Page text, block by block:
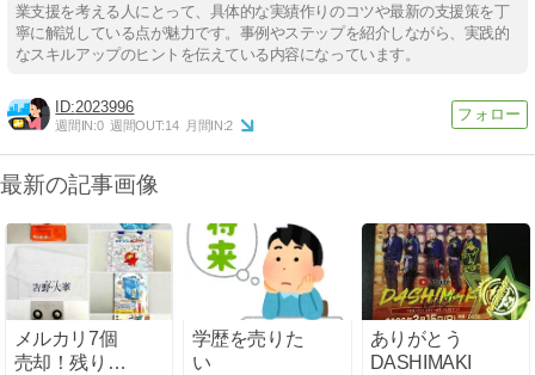
業支援を考える人にとって、具体的な実績作りのコツや最新の支援策を丁
寧に解説している点が魅力です。事例やステップを紹介しながら、実践的
なスキルアップのヒントを伝えている内容になっています。
2023996
週間IN:0 週間OUT:14 月間IN:2
最新の記事画像
メルカリ7個
売却！残り93
学歴を売りた
い
ありがとう
DASHIMAKI